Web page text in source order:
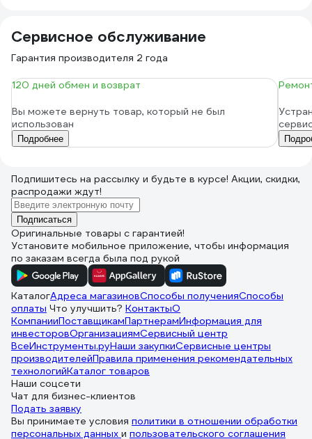
Сервисное обслуживание
Гарантия производителя 2 года
120 дней обмен и возврат
Вы можете вернуть товар, который не был
использован
Подробнее
Подпишитесь на рассылку и будьте в курсе! Акции, скидки,
распродажи ждут!
Подписаться
Оригинальные товары с гарантией!
Установите мобильное приложение, чтобы информация
по заказам всегда была под рукой
КаталогАдреса магазиновСпособы полученияСпособы
оплаты Что улучшить? КонтактыО
КомпанииПоставщикамПартнерамИнформация для
инвесторовОрганизациямСервисный центр
ВсеИнструменты.руНаши закупкиСервисные центры
производителейПравила применения рекомендательных
технологийКаталог товаров
Наши соцсети
Чат для бизнес-клиентов
Подать заявку
Вы принимаете условия политики в отношении обработки
персональных данных и пользовательского соглашения